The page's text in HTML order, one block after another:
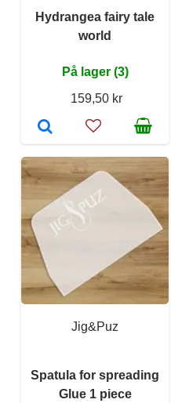
Hydrangea fairy tale
world
På lager (3)
159,50 kr
Jig&Puz
Spatula for spreading
Glue 1 piece